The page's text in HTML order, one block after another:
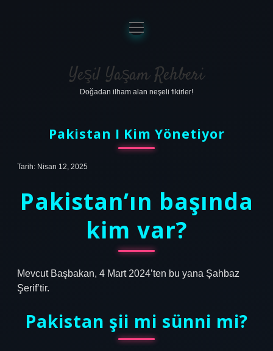
Anasayfa
Gizlilik Politikası
Yasal Uyarı
menüyü
aç
Yeşil Yaşam Rehberi
Doğadan ilham alan neşeli fikirler!
Pakistan I Kim Yönetiyor
Tarih: Nisan 12, 2025
Pakistan’ın başında
kim var?
Mevcut Başbakan, 4 Mart 2024’ten bu yana Şahbaz
Şerif’tir.
Pakistan şii mi sünni mi?